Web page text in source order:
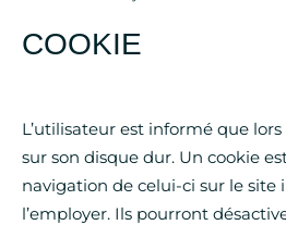
COOKIE
L’utilisateur est informé que
sur son disque dur. Un cookie
navigation de celui-ci sur le
l’employer. Ils pourront